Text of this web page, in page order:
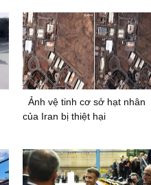
Ảnh vệ tinh cơ sở hạt nhân
của Iran bị thiệt hại